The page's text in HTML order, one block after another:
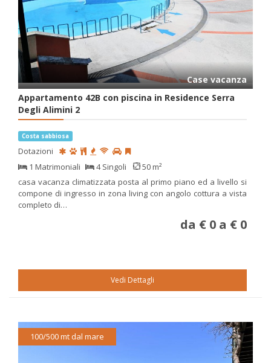
Case vacanza
Appartamento 42B con piscina in Residence Serra
Degli Alimini 2
Costa sabbiosa
Dotazioni
1 Matrimoniali
4 Singoli
50 m²
casa vacanza climatizzata posta al primo piano ed a livello si
compone di ingresso in zona living con angolo cottura a vista
completo di…
da € 0 a € 0
Vedi Dettagli
100/500 mt dal mare